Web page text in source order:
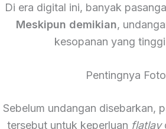
Di era digital ini, banyak
Meskipun demikian,
kesopanan yang
Pentingnya
Sebelum undangan disebarkan,
tersebut untuk keperluan flatlay